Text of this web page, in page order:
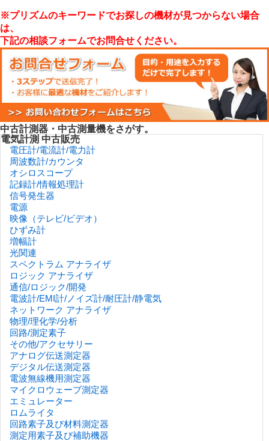
※プリズムのキーワードでお探しの機材が見つからない場合
は、
下記の相談フォームでお問合せください。
中古計測器・中古測量機をさがす。
電気計測 中古販売
電圧計/電流計/電力計
周波数計/カウンタ
オシロスコープ
記録計/情報処理計
信号発生器
電源
映像（テレビ/ビデオ）
ひずみ計
増幅計
光関連
スペクトラム アナライザ
ロジック アナライザ
通信/ロジック/開発
電波計/EMI計/ノイズ計/耐圧計/静電気
ネットワーク アナライザ
物理/理化学/分析
回路/測定素子
その他/アクセサリー
アナログ伝送測定器
デジタル伝送測定器
電波無線機用測定器
マイクロウェーブ測定器
エミュレーター
ロムライタ
回路素子及び材料測定器
測定用素子及び補助機器